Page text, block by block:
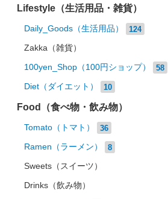
Lifestyle（生活用品・雑貨）
Daily_Goods（生活用品） 124
Zakka（雑貨）
100yen_Shop（100円ショップ） 58
Diet（ダイエット） 10
Food（食べ物・飲み物）
Tomato（トマト） 36
Ramen（ラーメン） 8
Sweets（スイーツ）
Drinks（飲み物）